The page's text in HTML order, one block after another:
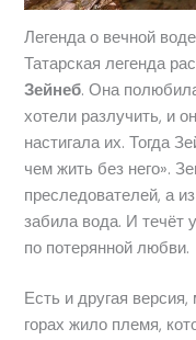
Легенда о вечной воде
Татарская легенда
Зейнеб. Она
хотели разлучить, и
настигала их. Тогда
чем жить без него».
преследователей, а
забила вода. И течёт
по потерянной любви.
Есть и другая
горах жило племя,